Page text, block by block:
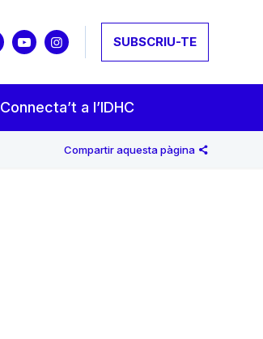
SUBSCRIU-TE
Connecta’t a l’IDHC
Compartir aquesta pàgina